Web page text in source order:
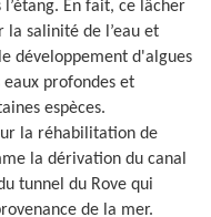
En fait, ce lâcher
la salinité de l’eau et
développement d'algues
profondes et
espèces.
la réhabilitation de
la dérivation du canal
tunnel du Rove qui
de la mer.